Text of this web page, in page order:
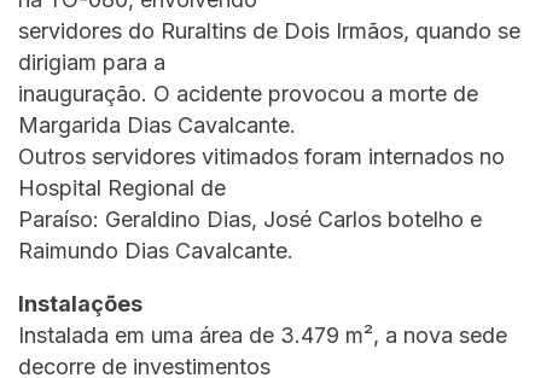
servidores do Ruraltins de Dois Irmãos, quando se
dirigiam para a
inauguração. O acidente provocou a morte de
Margarida Dias Cavalcante.
Outros servidores vitimados foram internados no
Hospital Regional de
Paraíso: Geraldino Dias, José Carlos botelho e
Raimundo Dias Cavalcante.
Instalações
Instalada em uma área de 3.479 m², a nova sede
decorre de investimentos